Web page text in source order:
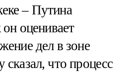
– Путина
оценивает
дел в зоне
что процесс